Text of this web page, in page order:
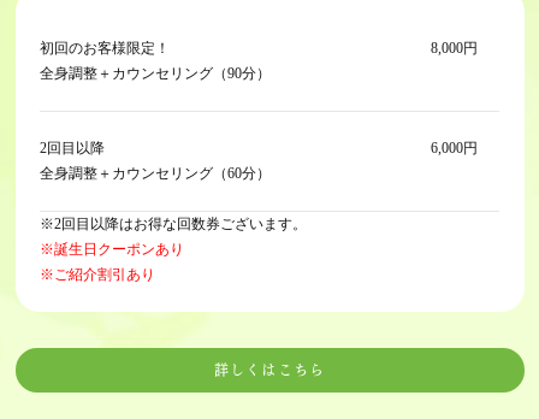
初回のお客様限定！
全身調整＋カウンセリング（90分）
8,000円
2回目以降
全身調整＋カウンセリング（60分）
6,000円
※2回目以降はお得な回数券ございます。
※誕生日クーポンあり
※ご紹介割引あり
詳しくはこちら